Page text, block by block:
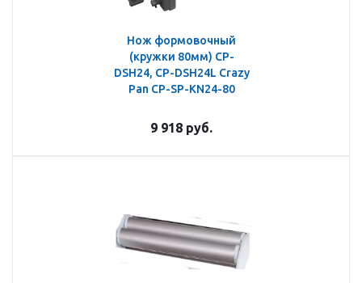
Нож формовочный
(кружки 80мм) CP-
DSH24, CP-DSH24L Crazy
Pan CP-SP-KN24-80
9 918 руб.